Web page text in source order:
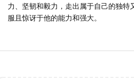
力、坚韧和毅力，走出属于自己的独特
服且惊讶于他的能力和强大。